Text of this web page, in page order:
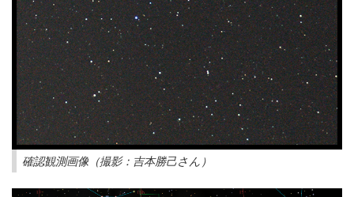
確認観測画像（撮影：吉本勝己さん）